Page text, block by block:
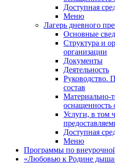
Доступная
Меню
Лагерь дневного
Основные
Структура и
организации
Документы
Деятельность
Руководство.
состав
Материально-
оснащенность
Услуги, в том
Доступная
Меню
Программы по
«Любовью к Родине